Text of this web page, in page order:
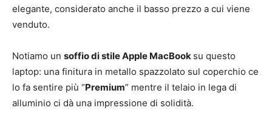
elegante, considerato anche il basso prezzo a cui viene
venduto.
Notiamo un soffio di stile Apple MacBook su questo
laptop: una finitura in metallo spazzolato sul coperchio ce
lo fa sentire più “Premium” mentre il telaio in lega di
alluminio ci dà una impressione di solidità.